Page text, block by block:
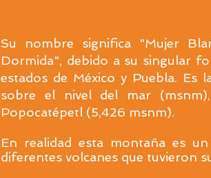
Su nombre significa "Mujer
Dormida", debido a su singular
estados de México y Puebla. Es
sobre el nivel del mar
Popocatépetl (5,426 msnm).
En realidad esta montaña es
diferentes volcanes que tuvieron